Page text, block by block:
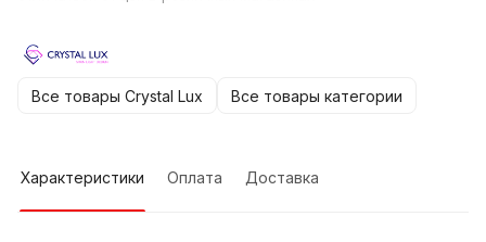
Все товары Crystal Lux Все товары категории
Характеристики Оплата Доставка